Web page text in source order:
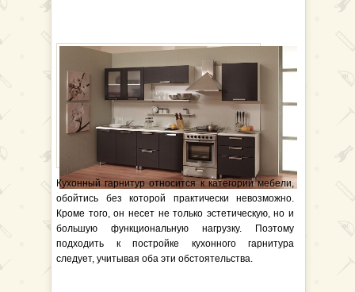
Кухонный гарнитур относится к категории мебели,
обойтись без которой практически невозможно.
Кроме того, он несет не только эстетическую, но и
большую функциональную нагрузку. Поэтому
подходить к постройке кухонного гарнитура
следует, учитывая оба эти обстоятельства.